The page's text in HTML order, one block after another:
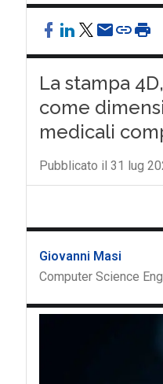
La stampa
come
medicali
Pubblicato il 31 lug
Giovanni Masi
Computer Science